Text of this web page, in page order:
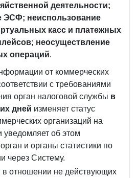
деятельности;
ЭСФ; неиспользование
касс и платежных
неосуществление
операций.
от коммерческих
с требованиями
орган налоговой службы в
дней изменяет статус
организаций на
об этом
и органы статистики по
через Систему.
в отношении не действующих